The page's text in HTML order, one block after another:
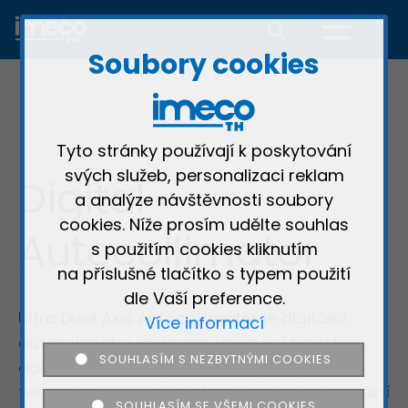
Digital
Autocollimator
Ultra Dual Axis Autocollimator je digitální
autokolimátor, ovládaný pomocí tabletu s
dotykovým displejem. Díky nejnovější
technologii CCD představuje velmi univerzální
Děkujeme
Soubory cookies
Tyto stránky používají k poskytování
svých služeb, personalizaci reklam
a analýze návštěvnosti soubory
cookies. Níže prosím udělte souhlas
s použitím cookies kliknutím
na příslušné tlačítko s typem použití
dle Vaší preference.
Více informací
SOUHLASÍM S NEZBYTNÝMI COOKIES